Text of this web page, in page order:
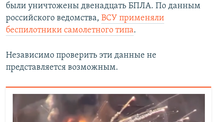
были уничтожены двенадцать БПЛА. По данным
российского ведомства, ВСУ применяли
беспилотники самолетного типа.
Независимо проверить эти данные не
представляется возможным.